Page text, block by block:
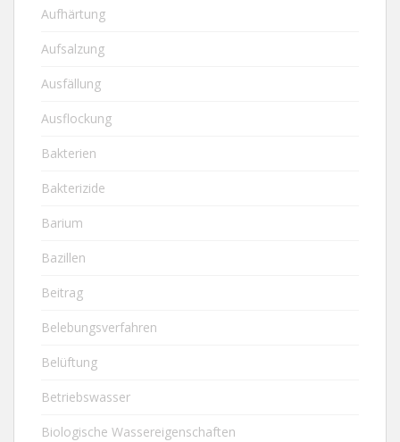
Aufhärtung
Aufsalzung
Ausfällung
Ausflockung
Bakterien
Bakterizide
Barium
Bazillen
Beitrag
Belebungsverfahren
Belüftung
Betriebswasser
Biologische Wassereigenschaften